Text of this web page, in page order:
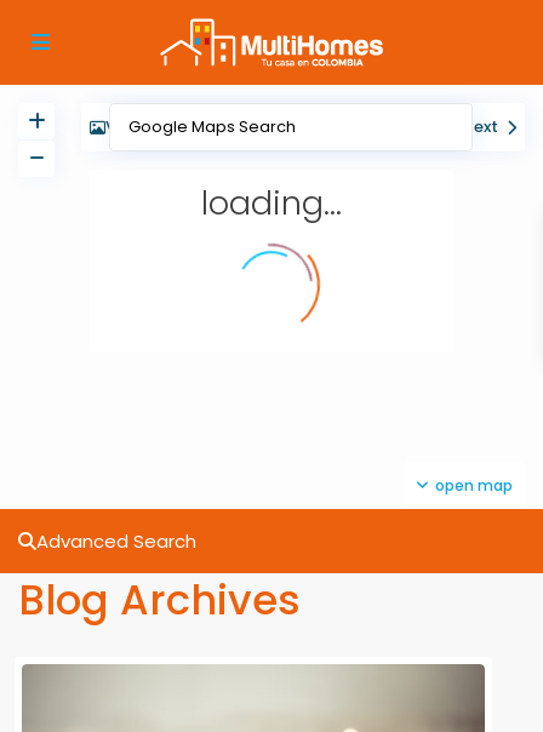
loading...
open map
View My Location Next
Advanced Search
Blog Archives